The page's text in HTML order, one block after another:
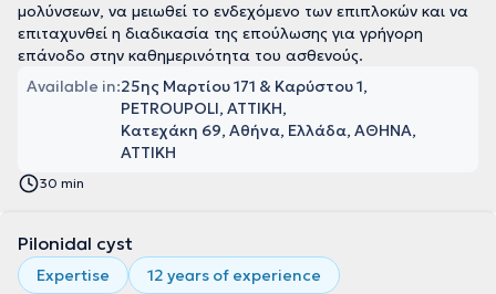
μολύνσεων, να μειωθεί το ενδεχόμενο των επιπλοκών και να
επιταχυνθεί η διαδικασία της επούλωσης για γρήγορη
επάνοδο στην καθημερινότητα του ασθενούς.
Available in:25ης Μαρτίου 171 & Καρύστου 1,
PETROUPOLI, ΑΤΤΙΚΗ
Κατεχάκη 69, Αθήνα, Ελλάδα, ΑΘΗΝΑ,
ΑΤΤΙΚΗ
30 min
Pilonidal cyst
Expertise
12 years of experience